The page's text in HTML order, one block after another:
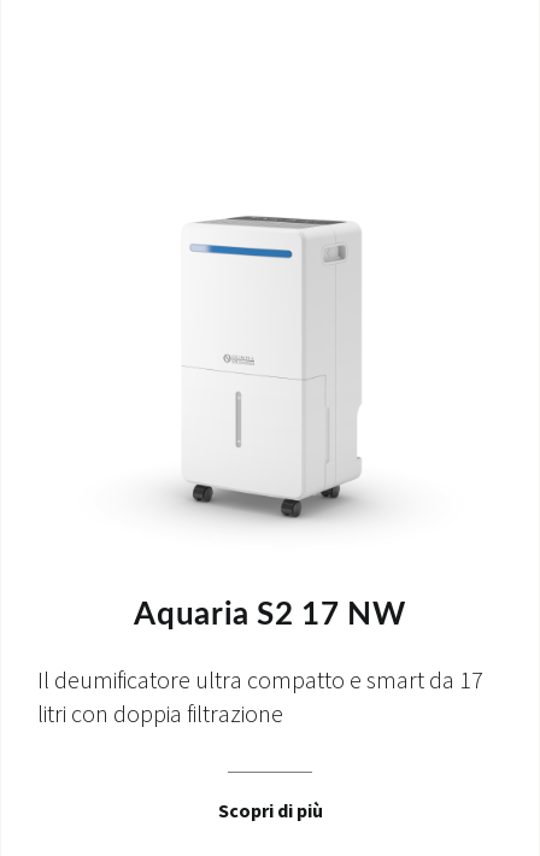
Aquaria S2 17 NW
Il deumificatore ultra compatto e smart da 17
litri con doppia filtrazione
Scopri di più